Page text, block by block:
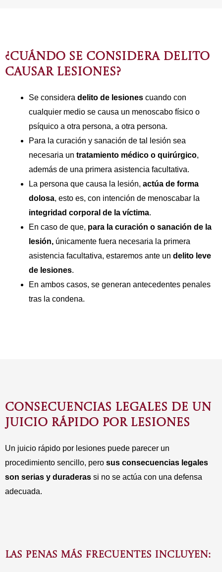
¿CUÁNDO SE CONSIDERA DELITO
CAUSAR LESIONES?
Se considera delito de lesiones cuando con
cualquier medio se causa un menoscabo físico o
psíquico a otra persona, a otra persona.
Para la curación y sanación de tal lesión sea
necesaria un tratamiento médico o quirúrgico,
además de una primera asistencia facultativa.
La persona que causa la lesión, actúa de forma
dolosa, esto es, con intención de menoscabar la
integridad corporal de la víctima.
En caso de que, para la curación o sanación de la
lesión, únicamente fuera necesaria la primera
asistencia facultativa, estaremos ante un delito leve
de lesiones.
En ambos casos, se generan antecedentes penales
tras la condena.
CONSECUENCIAS LEGALES DE UN
JUICIO RÁPIDO POR LESIONES
Un juicio rápido por lesiones puede parecer un
procedimiento sencillo, pero sus consecuencias legales
son serias y duraderas si no se actúa con una defensa
adecuada.
LAS PENAS MÁS FRECUENTES INCLUYEN: